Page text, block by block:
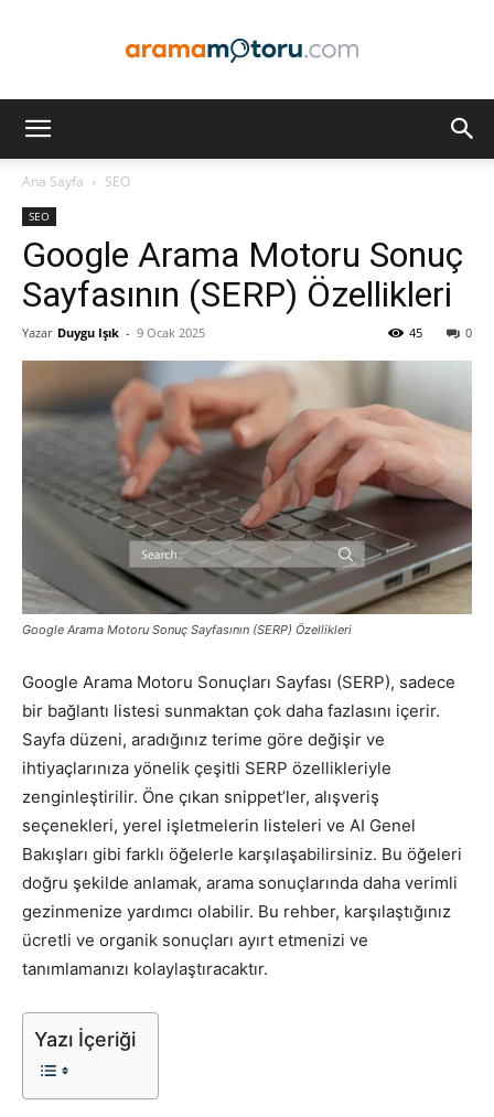
ve
Pazarlaması
–
SEO,
SEM,
ASO,
Ana Sayfa SEO
SEO
Google Arama Motoru Sonuç
Sayfasının (SERP) Özellikleri
Yazar Duygu Işık - 9 Ocak 2025 0
45
Google Arama Motoru Sonuç Sayfasının (SERP) Özellikleri
Google Arama Motoru Sonuçları Sayfası (SERP), sadece
bir bağlantı listesi sunmaktan çok daha fazlasını içerir.
Sayfa düzeni, aradığınız terime göre değişir ve
ihtiyaçlarınıza yönelik çeşitli SERP özellikleriyle
zenginleştirilir. Öne çıkan snippet’ler, alışveriş
seçenekleri, yerel işletmelerin listeleri ve AI Genel
Bakışları gibi farklı öğelerle karşılaşabilirsiniz. Bu öğeleri
doğru şekilde anlamak, arama sonuçlarında daha verimli
gezinmenize yardımcı olabilir. Bu rehber, karşılaştığınız
ücretli ve organik sonuçları ayırt etmenizi ve
tanımlamanızı kolaylaştıracaktır.
Yazı İçeriği